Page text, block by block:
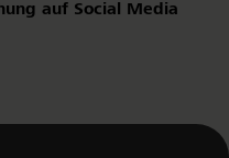
auf Social Media